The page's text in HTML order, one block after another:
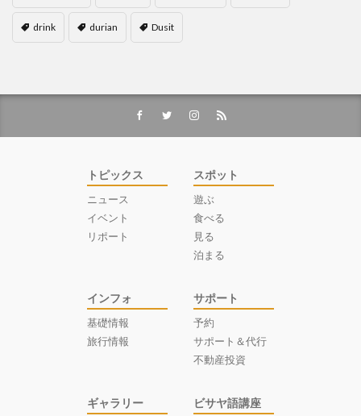
drink durian Dusit
トピックス
ニュース
イベント
リポート
スポット
遊ぶ
食べる
見る
泊まる
インフォ
基礎情報
旅行情報
サポート
予約
サポート＆代行
不動産投資
ギャラリー ビサヤ語講座